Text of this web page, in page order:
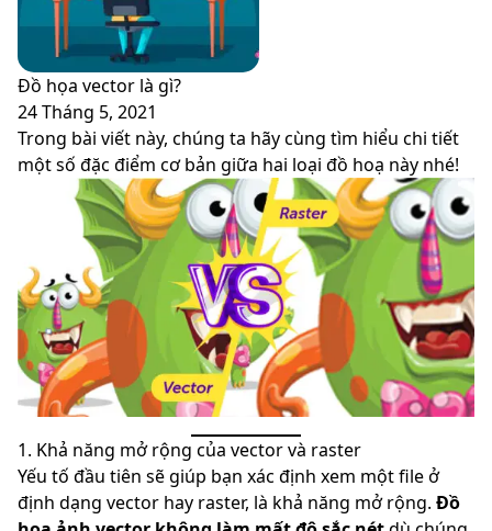
Đồ họa vector là gì?
24 Tháng 5, 2021
Trong bài viết này, chúng ta hãy cùng tìm hiểu chi tiết
một số đặc điểm cơ bản giữa hai loại đồ hoạ này nhé!
1. Khả năng mở rộng của vector và raster
Yếu tố đầu tiên sẽ giúp bạn xác định xem một file ở
định dạng vector hay raster, là khả năng mở rộng. Đồ